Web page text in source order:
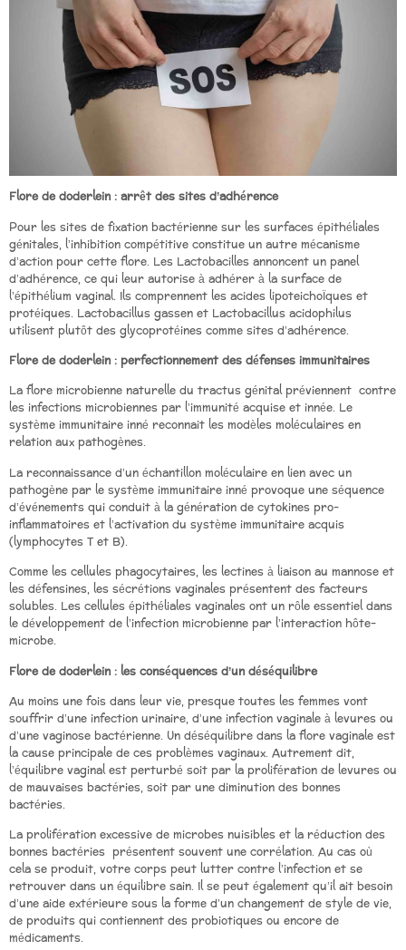
Flore de doderlein : arrêt des sites d’adhérence
Pour les sites de fixation bactérienne sur les surfaces épithéliales
génitales, l’inhibition compétitive constitue un autre mécanisme
d’action pour cette flore. Les Lactobacilles annoncent un panel
d’adhérence, ce qui leur autorise à adhérer à la surface de
l’épithélium vaginal. Ils comprennent les acides lipoteichoÏques et
protéiques. Lactobacillus gassen et Lactobacillus acidophilus
utilisent plutôt des glycoprotéines comme sites d’adhérence.
Flore de doderlein : perfectionnement des défenses immunitaires
La flore microbienne naturelle du tractus génital préviennent contre
les infections microbiennes par l’immunité acquise et innée. Le
système immunitaire inné reconnait les modèles moléculaires en
relation aux pathogènes.
La reconnaissance d’un échantillon moléculaire en lien avec un
pathogène par le système immunitaire inné provoque une séquence
d’événements qui conduit à la génération de cytokines pro-
inflammatoires et l’activation du système immunitaire acquis
(lymphocytes T et B).
Comme les cellules phagocytaires, les lectines à liaison au mannose et
les défensines, les sécrétions vaginales présentent des facteurs
solubles. Les cellules épithéliales vaginales ont un rôle essentiel dans
le développement de l’infection microbienne par l’interaction hôte-
microbe.
Flore de doderlein : les conséquences d’un déséquilibre
Au moins une fois dans leur vie, presque toutes les femmes vont
souffrir d’une infection urinaire, d’une infection vaginale à levures ou
d’une vaginose bactérienne. Un déséquilibre dans la flore vaginale est
la cause principale de ces problèmes vaginaux. Autrement dit,
l’équilibre vaginal est perturbé soit par la prolifération de levures ou
de mauvaises bactéries, soit par une diminution des bonnes
bactéries.
La prolifération excessive de microbes nuisibles et la réduction des
bonnes bactéries présentent souvent une corrélation. Au cas où
cela se produit, votre corps peut lutter contre l’infection et se
retrouver dans un équilibre sain. Il se peut également qu’il ait besoin
d’une aide extérieure sous la forme d’un changement de style de vie,
de produits qui contiennent des probiotiques ou encore de
médicaments.